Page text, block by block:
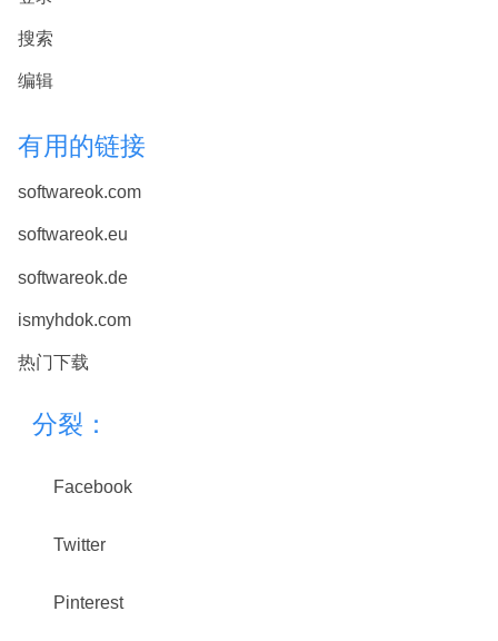
搜索
编辑
有用的链接
softwareok.com
softwareok.eu
softwareok.de
ismyhdok.com
热门下载
分裂：
Facebook
Twitter
Pinterest